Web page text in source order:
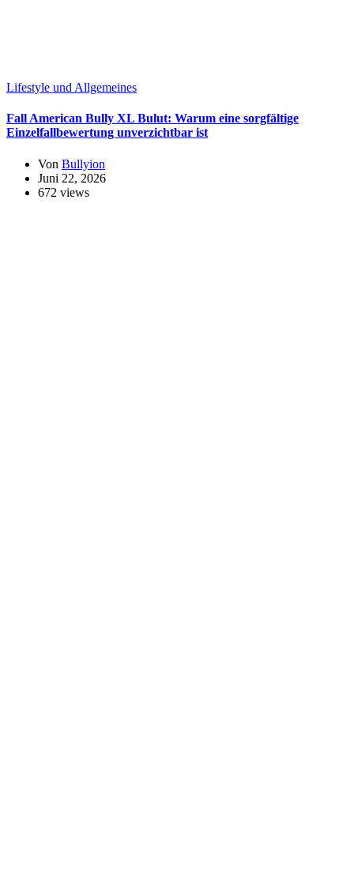
Lifestyle und Allgemeines
Fall American Bully XL Bulut: Warum eine sorgfältige
Einzelfallbewertung unverzichtbar ist
Von Bullyion
Juni 22, 2026
672 views